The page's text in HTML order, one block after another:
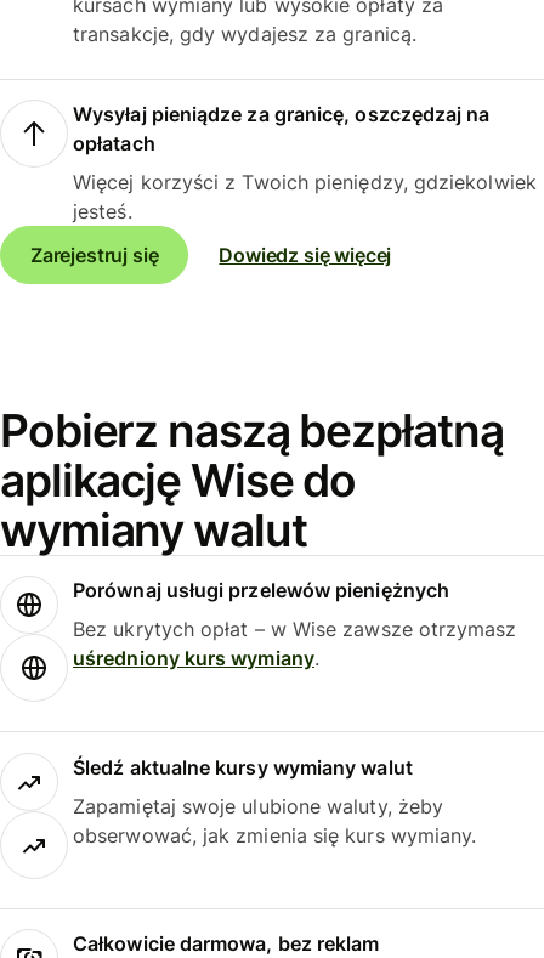
kursach wymiany lub wysokie opłaty za
transakcje, gdy wydajesz za granicą.
Wysyłaj pieniądze za granicę, oszczędzaj na
opłatach
Więcej korzyści z Twoich pieniędzy, gdziekolwiek
jesteś.
Zarejestruj się
Dowiedz się więcej
Pobierz naszą bezpłatną
aplikację Wise do
wymiany walut
Porównaj usługi przelewów pieniężnych
Bez ukrytych opłat – w Wise zawsze otrzymasz
uśredniony kurs wymiany.
Śledź aktualne kursy wymiany walut
Zapamiętaj swoje ulubione waluty, żeby
obserwować, jak zmienia się kurs wymiany.
Całkowicie darmowa, bez reklam